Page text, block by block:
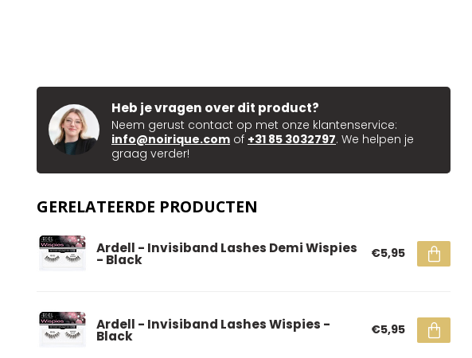
Heb je vragen over dit product?
Neem gerust contact op met onze klantenservice:
info@noirique.com of +31 85 3032797. We helpen je
graag verder!
GERELATEERDE PRODUCTEN
Ardell - Invisiband Lashes Demi Wispies
- Black €5,95
Ardell - Invisiband Lashes Wispies -
Black €5,95